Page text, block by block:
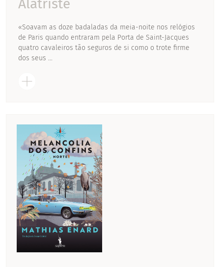
Alatriste
«Soavam as doze badaladas da meia-noite nos relógios
de Paris quando entraram pela Porta de Saint-Jacques
quatro cavaleiros tão seguros de si como o trote firme
dos seus ...